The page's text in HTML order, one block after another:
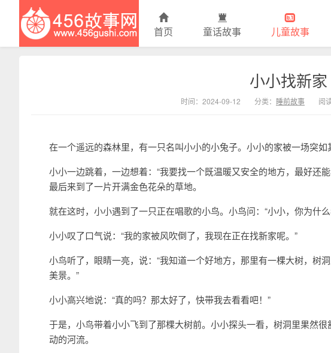
首页 童话故事 儿童故事
小小找新家
时间：2024-09-12 分类： 睡前故事 阅
在一个遥远的森林里，有一只名叫小小的小兔子。小小的家被一场突如
小小一边跳着，一边想着：“我要找一个既温暖又安全的地方，最好还
最后来到了一片开满金色花朵的草地。
就在这时，小小遇到了一只正在唱歌的小鸟。小鸟问：“小小，你为什
小小叹了口气说：“我的家被风吹倒了，我现在正在找新家呢。”
小鸟听了，眼睛一亮，说：“我知道一个好地方，那里有一棵大树，树
美景。”
小小高兴地说：“真的吗？那太好了，快带我去看看吧！”
于是，小鸟带着小小飞到了那棵大树前。小小探头一看，树洞里果然
动的河流。